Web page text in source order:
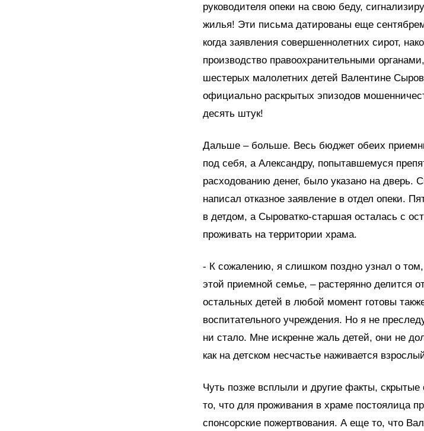
руководителя опеки на свою беду,
жилья! Эти письма датированы еще
когда заявления совершеннолетних сирот,
производство правоохранительными
шестерых малолетних детей Валентине
официально раскрытых эпизодов
десять штук!
Дальше – больше. Весь бюджет обеих
под себя, а Александру, попытавшемуся
расходованию денег, было указано на дверь.
написал отказное заявление в отдел опеки.
в детдом, а Сыроватко-старшая осталась с
проживать на территории храма.
- К сожалению, я слишком поздно узнал о
этой приемной семье, – растерянно делится
остальных детей в любой момент готовы
воспитательного учреждения. Но я не
ни стало. Мне искренне жаль детей, они не
как на детском несчастье наживается
Чуть позже всплыли и другие факты,
то, что для проживания в храме постоялица
спонсорские пожертвования. А еще то, что